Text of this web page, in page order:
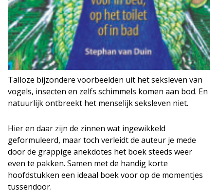
Talloze bijzondere voorbeelden uit het seksleven van
vogels, insecten en zelfs schimmels komen aan bod. En
natuurlijk ontbreekt het menselijk seksleven niet.
Hier en daar zijn de zinnen wat ingewikkeld
geformuleerd, maar toch verleidt de auteur je mede
door de grappige anekdotes het boek steeds weer
even te pakken. Samen met de handig korte
hoofdstukken een ideaal boek voor op de momentjes
tussendoor.